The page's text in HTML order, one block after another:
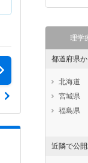
理学
都道府県
北海道
宮城県
福島県
近隣で公